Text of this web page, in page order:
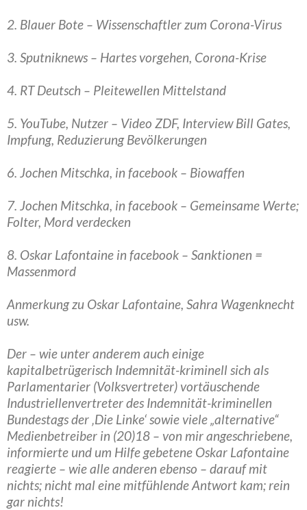
2. Blauer Bote – Wissenschaftler zum Corona-Virus
3. Sputniknews – Hartes vorgehen, Corona-Krise
4. RT Deutsch – Pleitewellen Mittelstand
5. YouTube, Nutzer – Video ZDF, Interview Bill Gates,
Impfung, Reduzierung Bevölkerungen
6. Jochen Mitschka, in facebook – Biowaffen
7. Jochen Mitschka, in facebook – Gemeinsame Werte;
Folter, Mord verdecken
8. Oskar Lafontaine in facebook – Sanktionen =
Massenmord
Anmerkung zu Oskar Lafontaine, Sahra Wagenknecht
usw.
Der – wie unter anderem auch einige
kapitalbetrügerisch Indemnität-kriminell sich als
Parlamentarier (Volksvertreter) vortäuschende
Industriellenvertreter des Indemnität-kriminellen
Bundestags der ‚Die Linke‘ sowie viele „alternative“
Medienbetreiber in (20)18 – von mir angeschriebene,
informierte und um Hilfe gebetene Oskar Lafontaine
reagierte – wie alle anderen ebenso – darauf mit
nichts; nicht mal eine mitfühlende Antwort kam; rein
gar nichts!